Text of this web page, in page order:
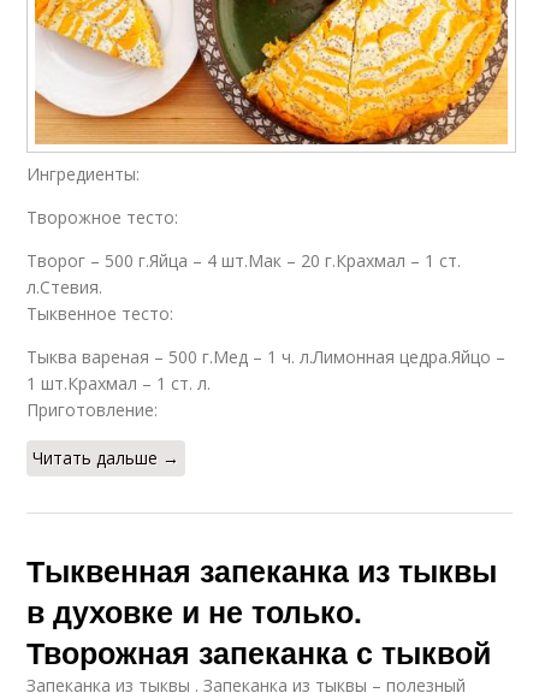
Ингредиенты:
Творожное тесто:
Творог – 500 г.Яйца – 4 шт.Мак – 20 г.Крахмал – 1 ст.
л.Стевия.
Тыквенное тесто:
Тыква вареная – 500 г.Мед – 1 ч. л.Лимонная цедра.Яйцо –
1 шт.Крахмал – 1 ст. л.
Приготовление:
Читать дальше →
Тыквенная запеканка из тыквы
в духовке и не только.
Творожная запеканка с тыквой
Запеканка из тыквы . Запеканка из тыквы – полезный